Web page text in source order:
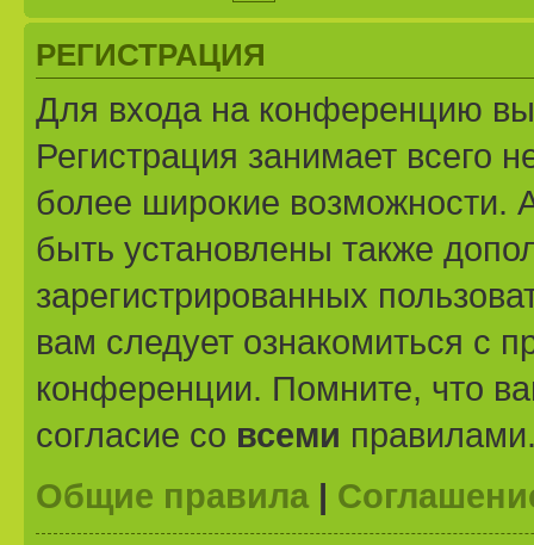
РЕГИСТРАЦИЯ
Для входа на конференцию
Регистрация занимает всего
более широкие возможности.
быть установлены также
зарегистрированных
вам следует ознакомиться с
конференции. Помните, что
согласие со всеми
Общие правила |